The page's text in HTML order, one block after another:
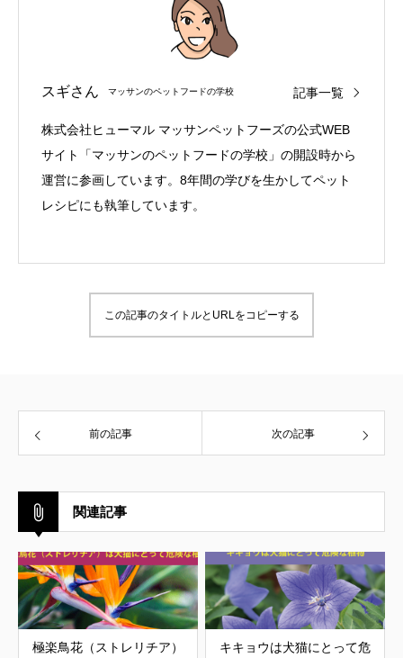
スギさん マッサンのペットフードの学校 記事一覧
株式会社ヒューマル マッサンペットフーズの公式WEB
サイト「マッサンのペットフードの学校」の開設時から
運営に参画しています。8年間の学びを生かしてペット
レシピにも執筆しています。
この記事のタイトルとURLをコピーする
前の記事 次の記事
関連記事
極楽鳥花（ストレリチア）
キキョウは犬猫にとって危